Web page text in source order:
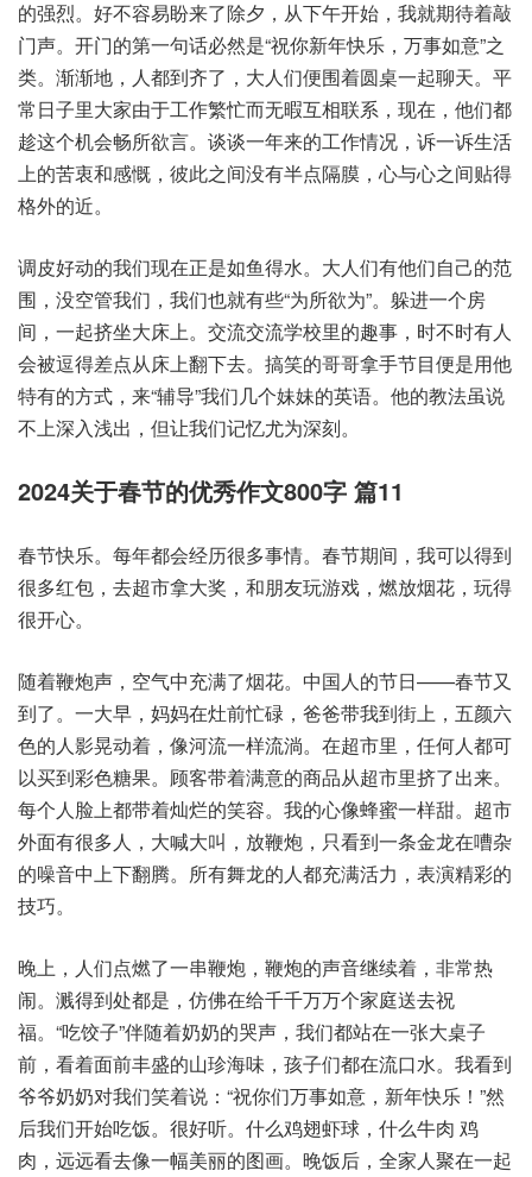
的强烈。好不容易盼来了除夕，从下午开始，我就期待着敲
门声。开门的第一句话必然是“祝你新年快乐，万事如意”之
类。渐渐地，人都到齐了，大人们便围着圆桌一起聊天。平
常日子里大家由于工作繁忙而无暇互相联系，现在，他们都
趁这个机会畅所欲言。谈谈一年来的工作情况，诉一诉生活
上的苦衷和感慨，彼此之间没有半点隔膜，心与心之间贴得
格外的近。
调皮好动的我们现在正是如鱼得水。大人们有他们自己的范
围，没空管我们，我们也就有些“为所欲为”。躲进一个房
间，一起挤坐大床上。交流交流学校里的趣事，时不时有人
会被逗得差点从床上翻下去。搞笑的哥哥拿手节目便是用他
特有的方式，来“辅导”我们几个妹妹的英语。他的教法虽说
不上深入浅出，但让我们记忆尤为深刻。
2024关于春节的优秀作文800字 篇11
春节快乐。每年都会经历很多事情。春节期间，我可以得到
很多红包，去超市拿大奖，和朋友玩游戏，燃放烟花，玩得
很开心。
随着鞭炮声，空气中充满了烟花。中国人的节日——春节又
到了。一大早，妈妈在灶前忙碌，爸爸带我到街上，五颜六
色的人影晃动着，像河流一样流淌。在超市里，任何人都可
以买到彩色糖果。顾客带着满意的商品从超市里挤了出来。
每个人脸上都带着灿烂的笑容。我的心像蜂蜜一样甜。超市
外面有很多人，大喊大叫，放鞭炮，只看到一条金龙在嘈杂
的噪音中上下翻腾。所有舞龙的人都充满活力，表演精彩的
技巧。
晚上，人们点燃了一串鞭炮，鞭炮的声音继续着，非常热
闹。溅得到处都是，仿佛在给千千万万个家庭送去祝
福。“吃饺子”伴随着奶奶的哭声，我们都站在一张大桌子
前，看着面前丰盛的山珍海味，孩子们都在流口水。我看到
爷爷奶奶对我们笑着说：“祝你们万事如意，新年快乐！”然
后我们开始吃饭。很好听。什么鸡翅虾球，什么牛肉 鸡
肉，远远看去像一幅美丽的图画。晚饭后，全家人聚在一起